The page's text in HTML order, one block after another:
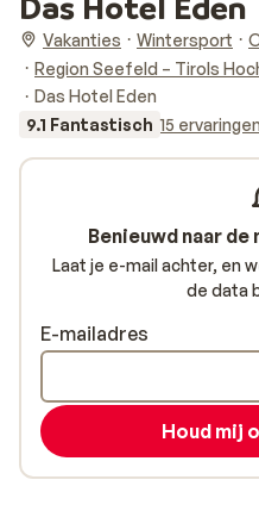
Vakanties Wintersport
Region Seefeld – Tirols
Das Hotel Eden
9.1 Fantastisch 15 ervaringen
Benieuwd naar
Laat je e-mail achter, en
de data
E-mailadres
Houd mij